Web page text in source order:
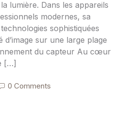
lumière. Dans les appareils
modernes, sa
sophistiquées
sur une large plage
du capteur Au cœur
[…]
0 Comments